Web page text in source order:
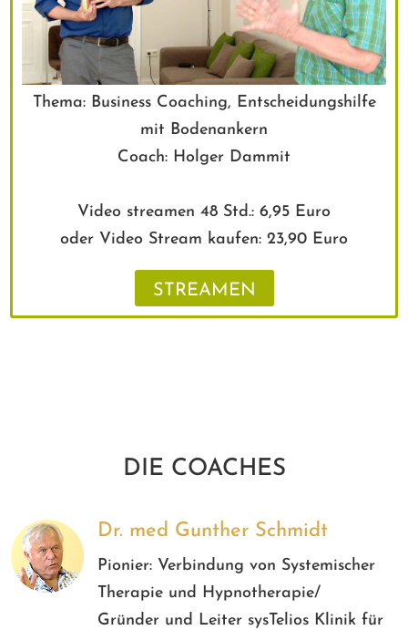
Thema: Business Coaching, Entscheidungshilfe
mit Bodenankern
Coach: Holger Dammit
Video streamen 48 Std.: 6,95 Euro
oder Video Stream kaufen: 23,90 Euro
STREAMEN
DIE COACHES
Dr. med Gunther Schmidt
Pionier: Verbindung von Systemischer
Therapie und Hypnotherapie/
Gründer und Leiter sysTelios Klinik für